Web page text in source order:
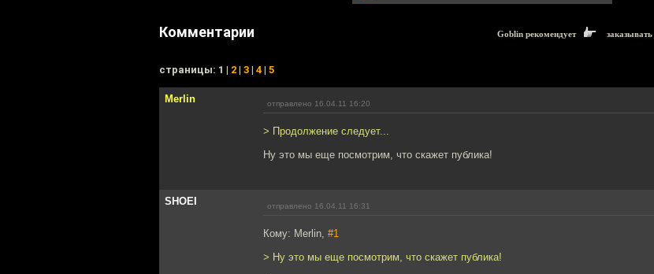
Комментарии Goblin рекомендует заказывать
cтраницы: 1 | 2 | 3 | 4 | 5
Merlin отправлено 16.04.11 16:20
> Продолжение следует...
Ну это мы еще посмотрим, что скажет публика!
SHOEI отправлено 16.04.11 16:31
Кому: Merlin, #1
> Ну это мы еще посмотрим, что скажет публика!